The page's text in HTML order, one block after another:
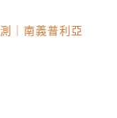
｜南義普利亞